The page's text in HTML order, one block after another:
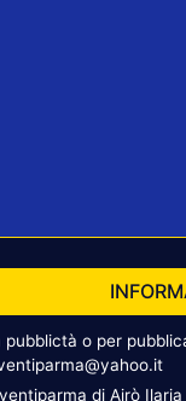
pubblictà o per
di Airò Ilaria